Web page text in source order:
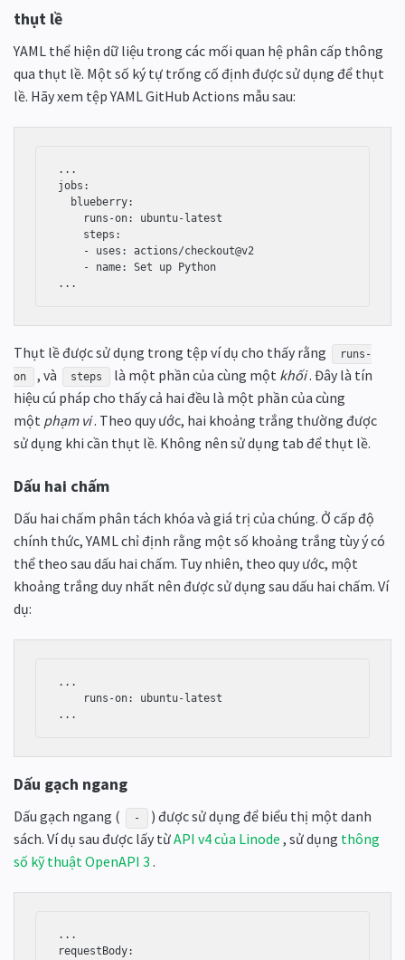
thụt lề
YAML thể hiện dữ liệu trong các mối quan hệ phân cấp thông
qua thụt lề. Một số ký tự trống cố định được sử dụng để thụt
lề. Hãy xem tệp YAML GitHub Actions mẫu sau:
...
jobs:
...
Thụt lề được sử dụng trong tệp ví dụ cho thấy rằng
runs-
on
, và steps là một phần của cùng một khối. Đây là tín
hiệu cú pháp cho thấy cả hai đều là một phần của cùng
một phạm vi. Theo quy ước, hai khoảng trắng thường được
sử dụng khi cần thụt lề. Không nên sử dụng tab để thụt lề.
Dấu hai chấm
Dấu hai chấm phân tách khóa và giá trị của chúng. Ở cấp độ
chính thức, YAML chỉ định rằng một số khoảng trắng tùy ý có
thể theo sau dấu hai chấm. Tuy nhiên, theo quy ước, một
khoảng trắng duy nhất nên được sử dụng sau dấu hai chấm. Ví
dụ:
...
...
Dấu gạch ngang
Dấu gạch ngang ( -
) được sử dụng để biểu thị một danh
sách. Ví dụ sau được lấy từAPI v4 của Linode , sử dụng thông
số kỹ thuật OpenAPI 3 .
...
requestBody: